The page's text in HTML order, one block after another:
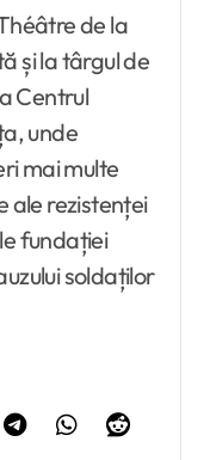
de la
și la târgul de
Centrul
unde
mai multe
ale rezistenței
fundației
soldaților